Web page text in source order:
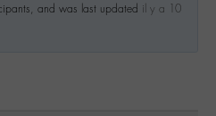
and was last updated il y a 10